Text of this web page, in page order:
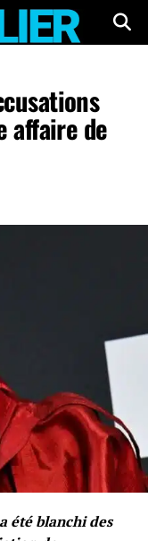
affaire de
été blanchi des